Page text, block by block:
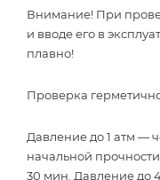
Внимание! При
и вводе его в
плавно!
Проверка
Давление до 1 атм —
начальной
30 мин. Давление до